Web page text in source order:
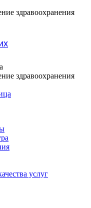
здравоохранения
здравоохранения
услуг